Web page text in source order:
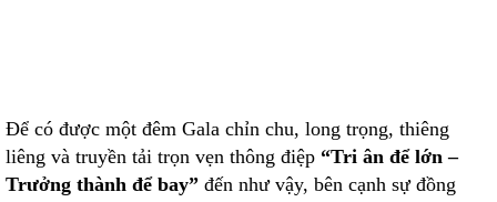
Để có được một đêm Gala chỉn chu, long trọng, thiêng
liêng và truyền tải trọn vẹn thông điệp “Tri ân để lớn –
Trưởng thành để bay” đến như vậy, bên cạnh sự đồng